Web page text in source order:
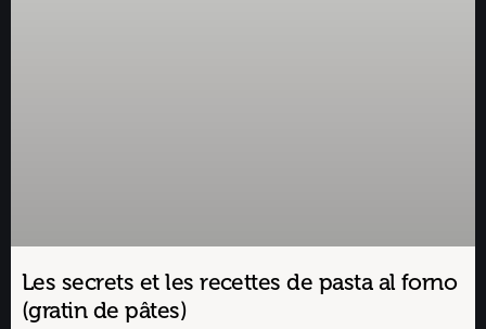
Les secrets et les recettes de pasta al forno
(gratin de pâtes)